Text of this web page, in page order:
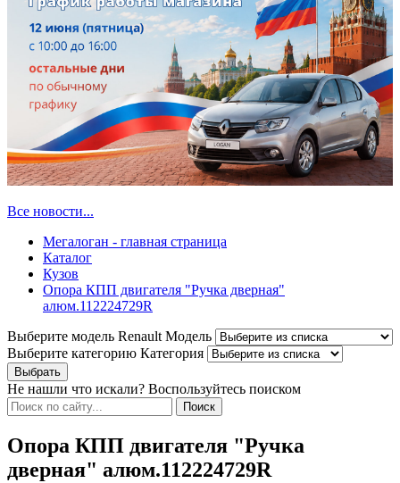
Все новости...
Мегалоган - главная страница
Каталог
Кузов
Опора КПП двигателя "Ручка дверная"
алюм.112224729R
Выберите модель Renault Модель
Выберите категорию Категория
Не нашли что искали? Воспользуйтесь поиском
Опора КПП двигателя "Ручка
дверная" алюм.112224729R